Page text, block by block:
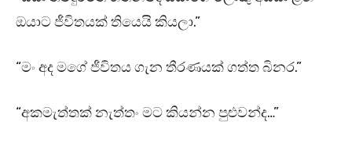
ඔයාට ජීවිතයක් තියෙයි කියලා.”
“මං අද මගේ ජීවිතය ගැන තීරණයක් ගත්ත බිනර.”
“අකමැත්තක් නැත්තං මට කියන්න පුළුවන්ද…”